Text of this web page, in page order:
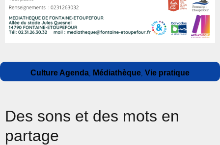
Auteur
Publié
le
Catégories
Culture Agenda Médiathèque Vie pratique
Des sons et des mots en
partage